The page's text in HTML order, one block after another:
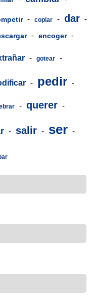
- copiar - dar -
- encoger -
- gotear -
- pedir -
- querer -
- salir - ser -